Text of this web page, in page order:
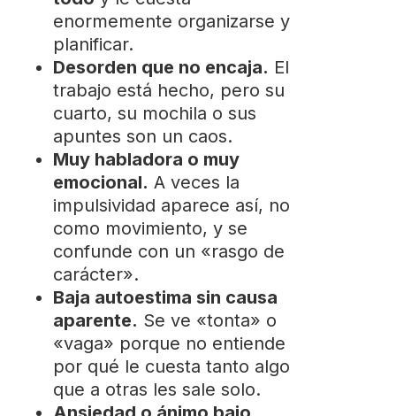
enormemente organizarse y
planificar.
Desorden que no encaja. El
trabajo está hecho, pero su
cuarto, su mochila o sus
apuntes son un caos.
Muy habladora o muy
emocional. A veces la
impulsividad aparece así, no
como movimiento, y se
confunde con un «rasgo de
carácter».
Baja autoestima sin causa
aparente. Se ve «tonta» o
«vaga» porque no entiende
por qué le cuesta tanto algo
que a otras les sale solo.